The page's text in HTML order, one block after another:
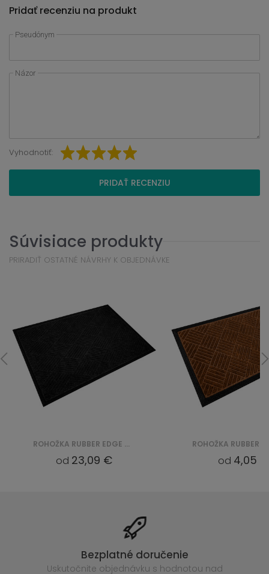
Pridať recenziu na produkt
Pseudónym
Názor
Vyhodnotiť:
PRIDAŤ RECENZIU
Súvisiace produkty
PRIRADIŤ OSTATNÉ NÁVRHY K OBJEDNÁVKE
ROHOŽKA RUBBER EDGE CKGPPM03 GREY
od 23,09 € od 4,05 €
Bezplatné doručenie
Uskutočnite objednávku s hodnotou nad